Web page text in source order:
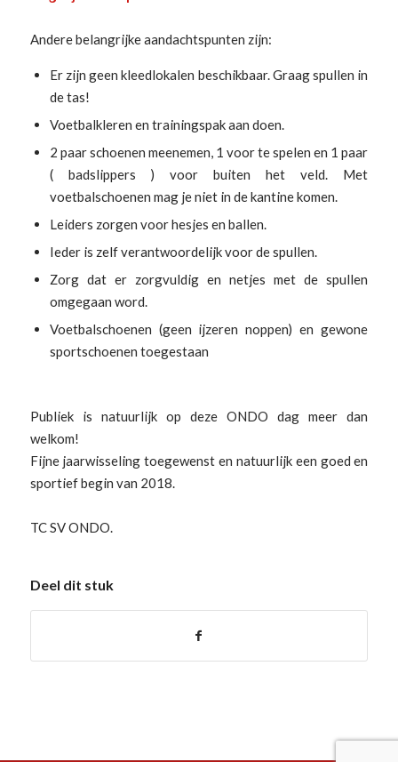
Andere belangrijke aandachtspunten zijn:
Er zijn geen kleedlokalen beschikbaar. Graag spullen in
de tas!
Voetbalkleren en trainingspak aan doen.
2 paar schoenen meenemen, 1 voor te spelen en 1 paar
( badslippers ) voor buiten het veld. Met
voetbalschoenen mag je niet in de kantine komen.
Leiders zorgen voor hesjes en ballen.
Ieder is zelf verantwoordelijk voor de spullen.
Zorg dat er zorgvuldig en netjes met de spullen
omgegaan word.
Voetbalschoenen (geen ijzeren noppen) en gewone
sportschoenen toegestaan
Publiek is natuurlijk op deze ONDO dag meer dan
welkom!
Fijne jaarwisseling toegewenst en natuurlijk een goed en
sportief begin van 2018.
TC SV ONDO.
Deel dit stuk